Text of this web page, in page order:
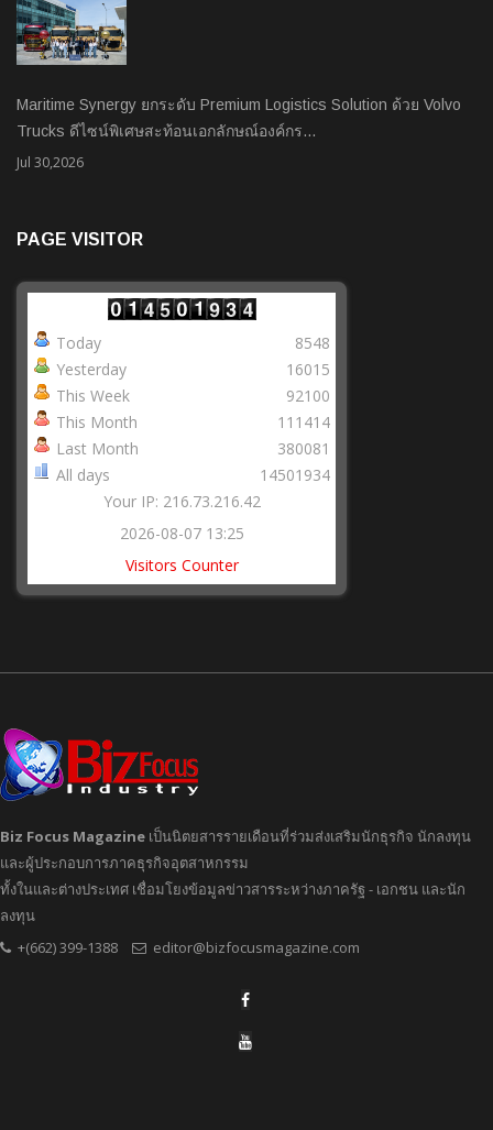
Maritime Synergy ยกระดับ Premium Logistics Solution ด้วย Volvo
Trucks ดีไซน์พิเศษสะท้อนเอกลักษณ์องค์กร…
Jul 30,2026
PAGE VISITOR
Today
Yesterday
This Week
This Month
Last Month
All days
8548
16015
92100
111414
380081
14501934
Your IP: 216.73.216.42
2026-08-07 13:25
Visitors Counter
Biz Focus Magazine เป็นนิตยสารรายเดือนที่ร่วมส่งเสริมนักธุรกิจ นักลงทุน
และผู้ประกอบการภาคธุรกิจอุตสาหกรรม
ทั้งในและต่างประเทศ เชื่อมโยงข้อมูลข่าวสารระหว่างภาครัฐ - เอกชน และนัก
ลงทุน
+(662) 399-1388
editor@bizfocusmagazine.com